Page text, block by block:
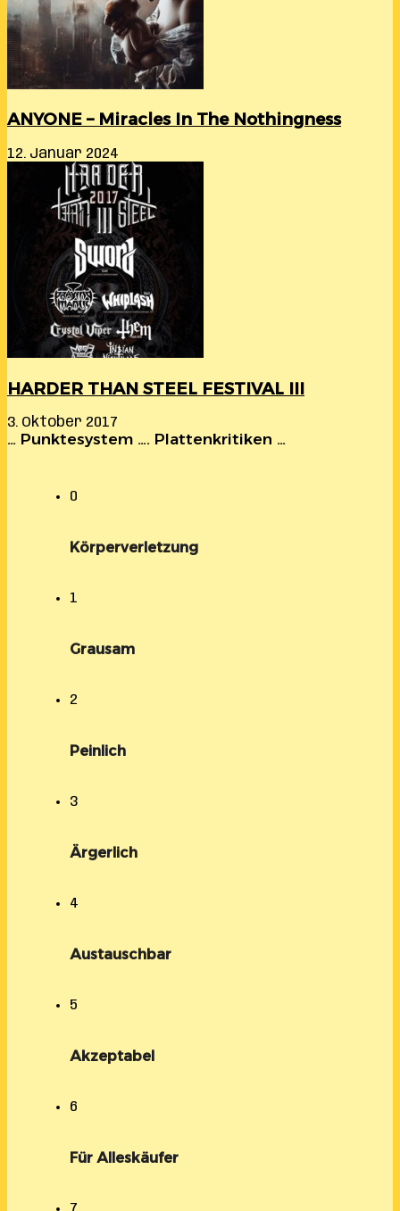
ANYONE – Miracles In The Nothingness
12. Januar 2024
HARDER THAN STEEL FESTIVAL III
3. Oktober 2017
… Punktesystem …. Plattenkritiken …
0
Körperverletzung
1
Grausam
2
Peinlich
3
Ärgerlich
4
Austauschbar
5
Akzeptabel
6
Für Alleskäufer